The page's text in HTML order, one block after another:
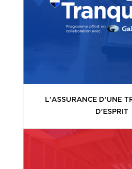
L'ASSURANCE D'UNE
D'ESPRIT